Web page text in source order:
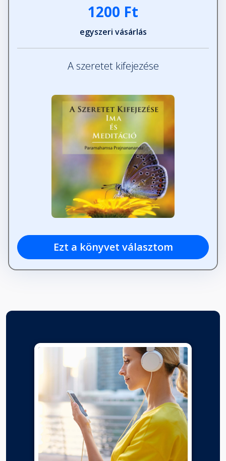
1200 Ft
egyszeri vásárlás
A szeretet kifejezése
Ezt a könyvet választom